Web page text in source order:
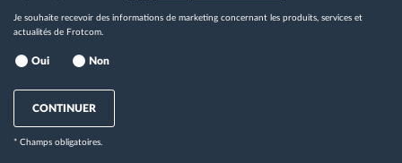
Je souhaite recevoir des informations de marketing concernant les produits, services et
actualités de Frotcom.
Oui Non
CONTINUER
* Champs obligatoires.